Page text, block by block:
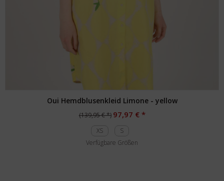
Oui Hemdblusenkleid Limone - yellow
(139,95 € *) 97,97 € *
XS
S
Verfügbare Größen